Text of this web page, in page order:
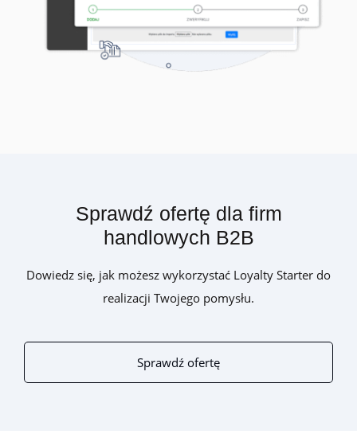
Sprawdź ofertę dla firm
handlowych B2B
Dowiedz się, jak możesz wykorzystać Loyalty Starter do
realizacji Twojego pomysłu.
Sprawdź ofertę